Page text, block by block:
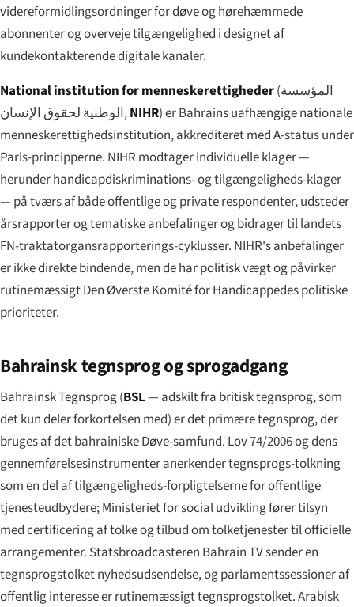
videreformidlingsordninger for døve og hørehæmmede
abonnenter og overveje tilgængelighed i designet af
kundekontakterende digitale kanaler.
National institution for menneskerettigheder(المؤسسة
الوطنية لحقوق الإنسان,NIHR) er Bahrains uafhængige nationale
menneskerettighedsinstitution, akkrediteret med A-status under
Paris-principperne. NIHR modtager individuelle klager —
herunder handicapdiskriminations- og tilgængeligheds-klager
— på tværs af både offentlige og private respondenter, udsteder
årsrapporter og tematiske anbefalinger og bidrager til landets
FN-traktatorgansrapporterings-cyklusser. NIHR's anbefalinger
er ikke direkte bindende, men de har politisk vægt og påvirker
rutinemæssigt Den Øverste Komité for Handicappedes politiske
prioriteter.
Bahrainsk tegnsprog og sprogadgang
Bahrainsk Tegnsprog (BSL— adskilt fra britisk tegnsprog, som
det kun deler forkortelsen med) er det primære tegnsprog, der
bruges af det bahrainiske Døve-samfund. Lov 74/2006 og dens
gennemførelsesinstrumenter anerkender tegnsprogs-tolkning
som en del af tilgængeligheds-forpligtelserne for offentlige
tjenesteudbydere; Ministeriet for social udvikling fører tilsyn
med certificering af tolke og tilbud om tolketjenester til officielle
arrangementer. Statsbroadcasteren Bahrain TV sender en
tegnsprogstolket nyhedsudsendelse, og parlamentssessioner af
offentlig interesse er rutinemæssigt tegnsprogstolket. Arabisk